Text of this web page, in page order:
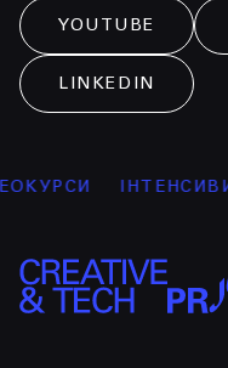
YOUTUBE
LINKEDIN
ІНТЕНСИВИ